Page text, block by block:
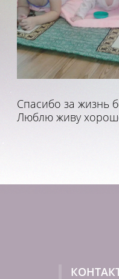
Спасибо за жизнь
Люблю живу